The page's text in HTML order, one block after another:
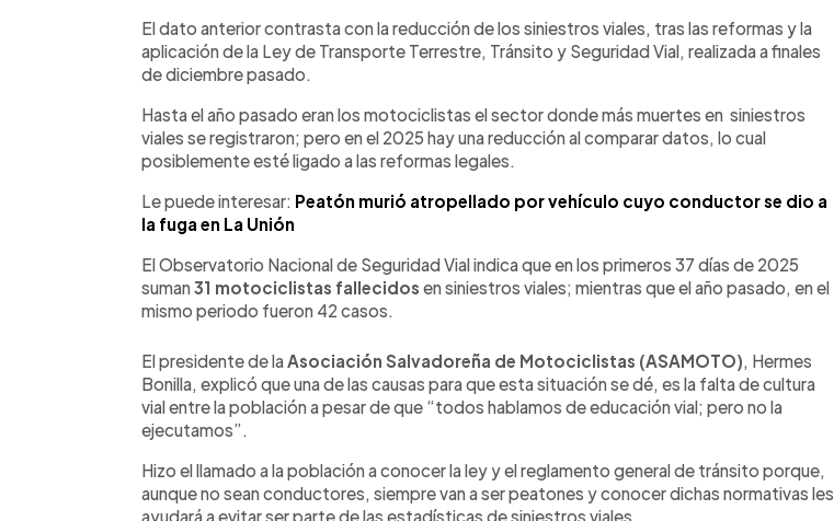
El dato anterior contrasta con la reducción de los siniestros viales, tras las reformas y la
aplicación de la Ley de Transporte Terrestre, Tránsito y Seguridad Vial, realizada a finales
de diciembre pasado.
Hasta el año pasado eran los motociclistas el sector donde más muertes en siniestros
viales se registraron; pero en el 2025 hay una reducción al comparar datos, lo cual
posiblemente esté ligado a las reformas legales.
Le puede interesar: Peatón murió atropellado por vehículo cuyo conductor se dio a
la fuga en La Unión
El Observatorio Nacional de Seguridad Vial indica que en los primeros 37 días de 2025
suman31 motociclistas fallecidos en siniestros viales; mientras que el año pasado, en el
mismo periodo fueron 42 casos.
El presidente de la Asociación Salvadoreña de Motociclistas (ASAMOTO) , Hermes
Bonilla, explicó que una de las causas para que esta situación se dé, es la falta de cultura
vial entre la población a pesar de que “todos hablamos de educación vial; pero no la
ejecutamos”.
Hizo el llamado a la población a conocer la ley y el reglamento general de tránsito porque,
aunque no sean conductores, siempre van a ser peatones y conocer dichas normativas les
ayudará a evitar ser parte de las estadísticas de siniestros viales.